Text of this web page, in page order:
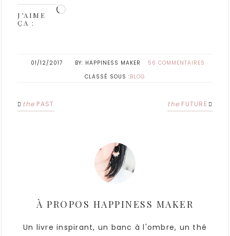
J’AIME
ÇA :
01/12/2017 HAPPINESS MAKER
56 COMMENTAIRES
CLASSÉ SOUS :BLOG
the PAST the FUTURE
À PROPOS HAPPINESS MAKER
Un livre inspirant, un banc à l'ombre, un thé